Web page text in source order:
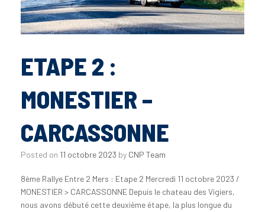
ETAPE 2 :
MONESTIER –
CARCASSONNE
Posted on 11 octobre 2023 by CNP Team
8ème Rallye Entre 2 Mers : Etape 2 Mercredi 11 octobre 2023 /
MONESTIER > CARCASSONNE Depuis le chateau des Vigiers,
nous avons débuté cette deuxième étape, la plus longue du